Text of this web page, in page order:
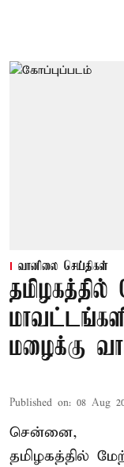
வானிலை செய்திகள்
மழைக்கு
Published on: 08 Aug
சென்னை,
தமிழகத்தில்